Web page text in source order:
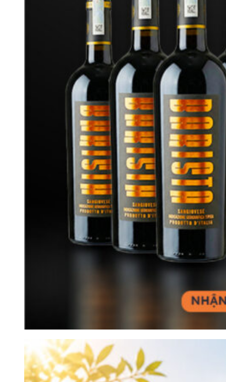
3. Lịch sử hình thành và phát triển
Trước khi trở thành vùng rượu vang nổi tiếng, Uco Valley chủ
Tây Ban Nha và Ý, bắt đầu trồng nho tại đây nhưng ngành rượu
vang chưa phát triển mạnh do địa hình xa xôi và hạn chế về cơ
sở hạ tầng.